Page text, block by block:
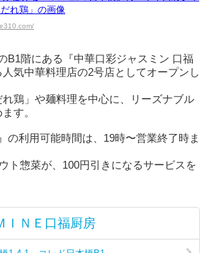
B1階にある『中華口彩ジャスミン 口福
気中華料理店の2号店としてオープンし
鶏」や麺料理を中心に、リーズナブル
す。
の利用可能時間は、19時〜営業終了時ま
ト惣菜が、100円引きになるサービスを
ＩＮＥ口福厨房